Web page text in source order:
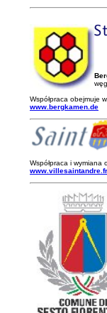
Współpraca obejmuje
www.bergkamen.de
Współpraca i wymiana
www.villesaintandre.fr